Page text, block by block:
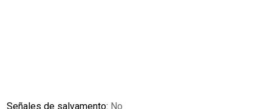
Señales de salvamento: No